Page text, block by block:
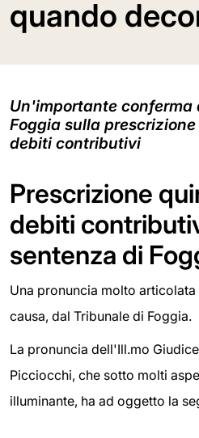
quando
Un'importante conferma
Foggia sulla
debiti contributivi
Prescrizione
debiti
sentenza di
Una pronuncia molto
causa, dal Tribunale di Foggia.
La pronuncia dell'Ill.mo
Picciocchi, che sotto molti
illuminante, ha ad oggetto la